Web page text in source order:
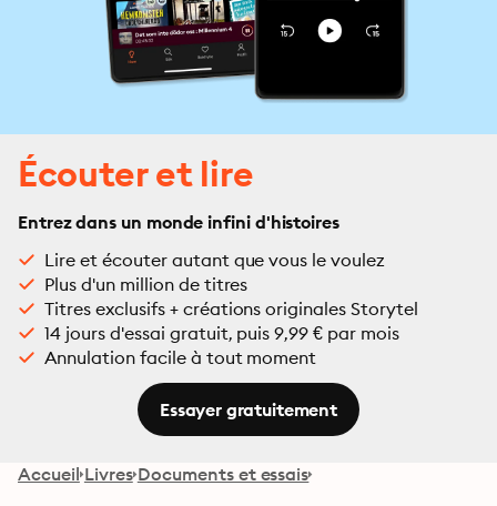
Écouter et lire
Entrez dans un monde infini d'histoires
Lire et écouter autant que vous le voulez
Plus d'un million de titres
Titres exclusifs + créations originales Storytel
14 jours d'essai gratuit, puis 9,99 € par mois
Annulation facile à tout moment
Essayer gratuitement
Accueil Livres Documents et essais